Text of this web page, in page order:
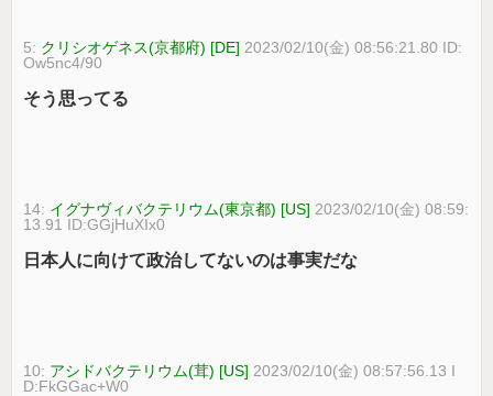
5: クリシオゲネス(京都府) [DE] 2023/02/10(金) 08:56:21.80 ID:
Ow5nc4/90
そう思ってる
14: イグナヴィバクテリウム(東京都) [US] 2023/02/10(金) 08:59:
13.91 ID:GGjHuXIx0
日本人に向けて政治してないのは事実だな
10: アシドバクテリウム(茸) [US] 2023/02/10(金) 08:57:56.13 I
D:FkGGac+W0